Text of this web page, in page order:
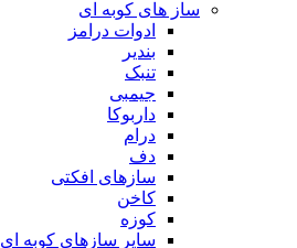
ساز های کوبه ای
ادوات درامز
بندیر
تنبک
جیمبی
داربوکا
درام
دف
سازهای افکتی
کاخن
کوزه
سایر سازهای کوبه ای